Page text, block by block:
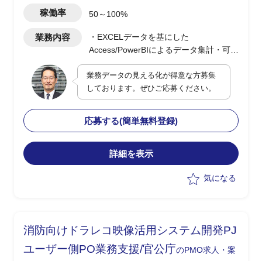
稼働率 50～100%
業務内容
・EXCELデータを基にした
Access/PowerBIによるデータ集計・可視
化のダッシュボード作成
・最適なDB構成の検討及び提案型での
業務改善支援
・顧客PJの決裁/発注/契約などの各種手
続き支援
・現行業務理解者と連携したスムーズな
引継ぎを想定
業務データの見える化が得意な方募集
しております。ぜひご応募ください。
応募する(簡単無料登録)
詳細を表示
気になる
消防向けドラレコ映像活用システム開発PJ
ユーザー側PO業務支援/官公庁のPMO求人・案